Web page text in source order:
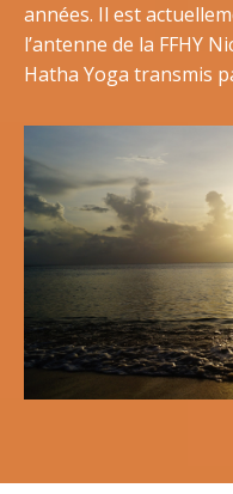
années. Il est
l’antenne de la FFHY
Hatha Yoga transmis